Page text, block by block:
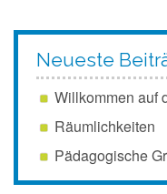
Neueste
Willkommen auf
Räumlichkeiten
Pädagogische